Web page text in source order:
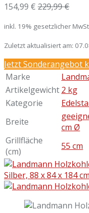
154,99 € 229,99 €
inkl. 19% gesetzlicher
Zuletzt aktualisiert am:
Jetzt Sonderangebot
Marke
Artikelgewicht 2 kg
Kategorie
Breite
cm Ø
Grillfläche
(cm)
55 cm